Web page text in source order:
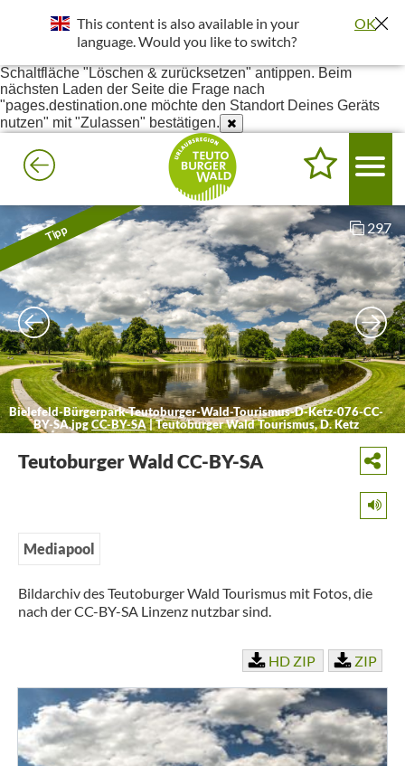
um bessere Ergebnisse in deiner Umgebung darzustellen.
Einstellungen - Website-Einstellungen - Ort - Unter Blockiert
Schaltfläche "Löschen & zurücksetzen" antippen. Beim
nächsten Laden der Seite die Frage nach
"pages.destination.one möchte den Standort Deines Geräts
nutzen" mit "Zulassen" bestätigen.
Tipp
Bielefeld-Bürgerpark-Teutoburger-Wald-Tourismus-D-Ketz-076-CC-
BY-SA.jpgCC-BY-SA|Teutoburger Wald Tourismus, D. Ketz
297
Teutoburger Wald CC-BY-SA
Mediapool
Bildarchiv des Teutoburger Wald Tourismus mit Fotos, die
nach der CC-BY-SA Linzenz nutzbar sind.
HD ZIP ZIP
This content is also available in your
language. Would you like to switch?
OK